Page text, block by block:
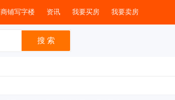
商铺写字楼 资讯 我要买房 我要卖房